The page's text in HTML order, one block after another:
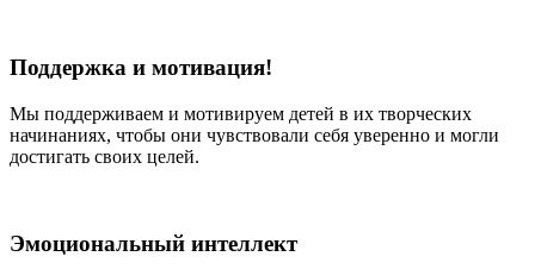
Поддержка и мотивация!
Мы поддерживаем и мотивируем детей в их творческих
начинаниях, чтобы они чувствовали себя уверенно и могли
достигать своих целей.
Эмоциональный интеллект